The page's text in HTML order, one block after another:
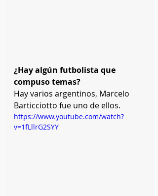
¿Hay algún futbolista que
compuso temas?
Hay varios argentinos, Marcelo
Barticciotto fue uno de ellos.
https://www.youtube.com/watch?
v=1fLllrG2SYY